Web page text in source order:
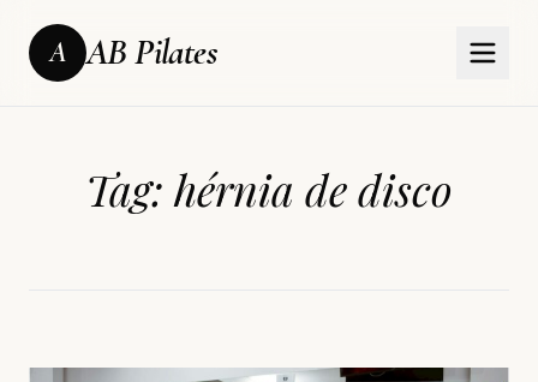
A AB Pilates
Tag: hérnia de disco